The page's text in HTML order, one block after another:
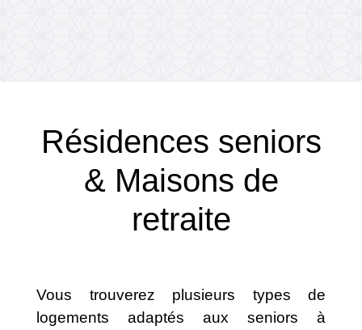
Résidences seniors
& Maisons de
retraite
Vous trouverez plusieurs types de
logements adaptés aux seniors à